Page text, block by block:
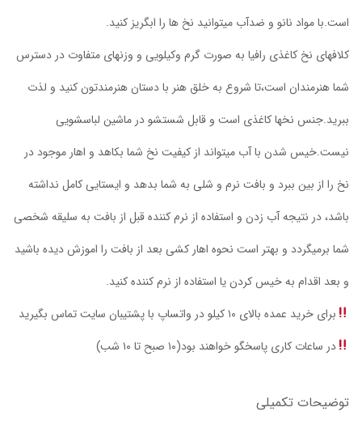
است.با مواد نانو و ضدآب میتوانید نخ ها را ابگریز کنید.
کلافهای نخ کاغذی رافیا به صورت گرم وکیلویی و وزنهای متفاوت در دسترس
شما هنرمندان است،تا شروع به خلق هنر با دستان هنرمندتون کنید و لذت
ببرید.جنس نخها کاغذی است و قابل شستشو در ماشین لباسشویی
نیست.خیس شدن با آب میتواند از کیفیت نخ شما بکاهد و اهار موجود در
نخ را از بین ببرد و بافت نرم و شلی به شما بدهد و ایستایی کامل نداشته
باشد، در نتیجه آب زدن و استفاده از نرم کننده قبل از بافت به سلیقه شخصی
شما برمیگردد و بهتر است نحوه اهار کشی بعد از بافت را اموزش دیده باشید
و بعد اقدام به خیس کردن یا استفاده از نرم کننده کنید.
برای خرید عمده بالای ۱۰ کیلو در واتساپ با پشتیبان سایت تماس بگیرید
در ساعات کاری پاسخگو خواهند بود(۱۰ صبح تا ۱۰ شب)
توضیحات تکمیلی